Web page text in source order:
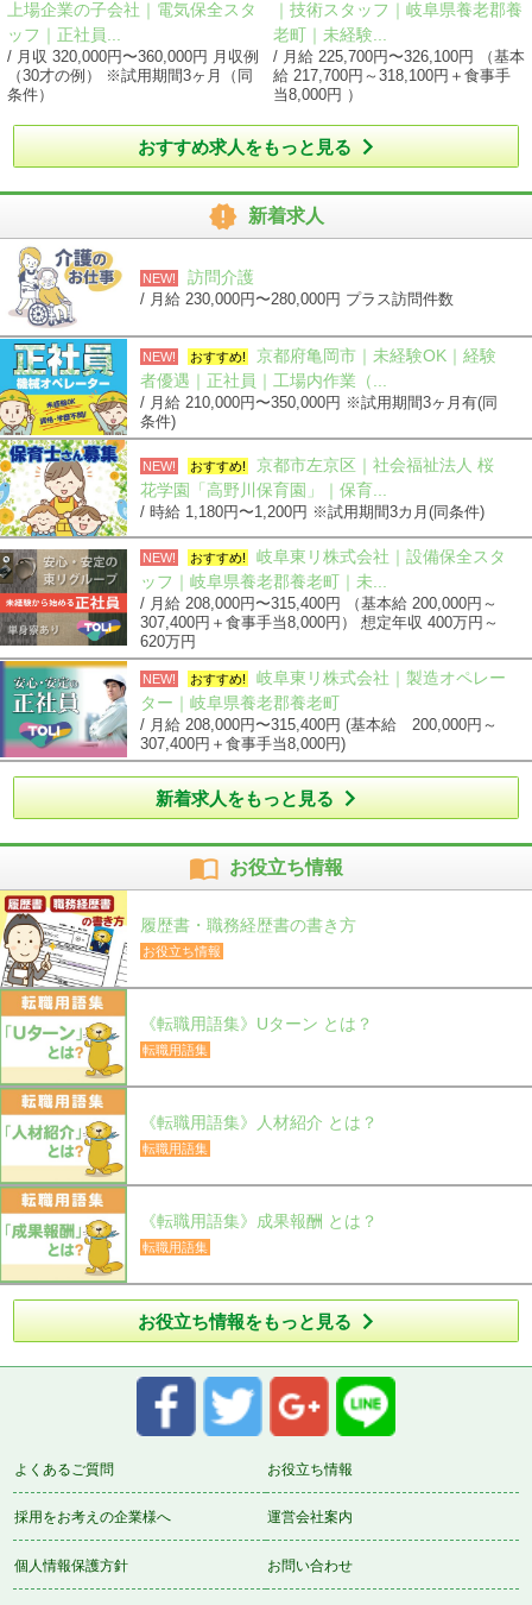
上場企業の子会社｜電気保全スタ
ッフ｜正社員...
/ 月収 320,000円〜360,000円 月収例
（30才の例） ※試用期間3ヶ月（同
条件）
｜技術スタッフ｜岐阜県養老郡養
老町｜未経験...
/ 月給 225,700円〜326,100円 （基本
給 217,700円～318,100円＋食事手
当8,000円 ）
おすすめ求人をもっと見る
 新着求人
NEW! 訪問介護
/ 月給 230,000円〜280,000円 プラス訪問件数
NEW! おすすめ!
京都府亀岡市｜未経験OK｜経験
者優遇｜正社員｜工場内作業（...
/ 月給 210,000円〜350,000円 ※試用期間3ヶ月有(同
条件)
NEW! おすすめ!
京都市左京区｜社会福祉法人 桜
花学園「高野川保育園」｜保育...
/ 時給 1,180円〜1,200円 ※試用期間3カ月(同条件)
NEW! おすすめ!
岐阜東リ株式会社｜設備保全スタ
ッフ｜岐阜県養老郡養老町｜未...
/ 月給 208,000円〜315,400円 （基本給 200,000円～
307,400円＋食事手当8,000円） 想定年収 400万円～
620万円
NEW! おすすめ!
岐阜東リ株式会社｜製造オペレー
ター｜岐阜県養老郡養老町
/ 月給 208,000円〜315,400円 (基本給 200,000円～
307,400円＋食事手当8,000円)
新着求人をもっと見る
 お役立ち情報
履歴書・職務経歴書の書き方
お役立ち情報
《転職用語集》Uターン とは？
転職用語集
《転職用語集》人材紹介 とは？
転職用語集
《転職用語集》成果報酬 とは？
転職用語集
お役立ち情報をもっと見る
よくあるご質問 お役立ち情報
採用をお考えの企業様へ 運営会社案内
個人情報保護方針 お問い合わせ